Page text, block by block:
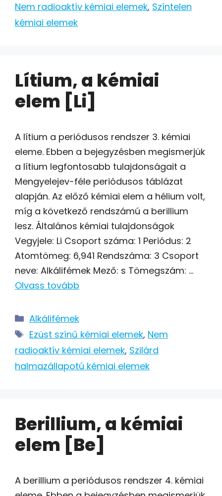
Nem radioaktív kémiai elemek, Színtelen
kémiai elemek
Lítium, a kémiai
elem [Li]
A lítium a periódusos rendszer 3. kémiai
eleme. Ebben a bejegyzésben megismerjük
a lítium legfontosabb tulajdonságait a
Mengyelejev-féle periódusos táblázat
alapján. Az előző kémiai elem a hélium volt,
míg a következő rendszámú a berillium
lesz. Általános kémiai tulajdonságok
Vegyjele: Li Csoport száma: 1 Periódus: 2
Atomtömeg: 6,941 Rendszáma: 3 Csoport
neve: Alkálifémek Mező: s Tömegszám: …
Olvass tovább
Kategória
Alkálifémek
Címkék
Ezüst színű kémiai elemek, Nem
radioaktív kémiai elemek, Szilárd
halmazállapotú kémiai elemek
Berillium, a kémiai
elem [Be]
A berillium a periódusos rendszer 4. kémiai